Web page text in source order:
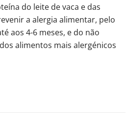
do leite de vaca e das
a alergia alimentar, pelo
aos 4-6 meses, e do não
alimentos mais alergénicos